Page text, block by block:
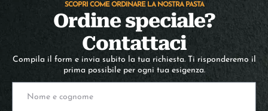
SCOPRI COME ORDINARE LA NOSTRA PASTA
Ordine speciale?
Contattaci
Compila il form e invia subito la tua richiesta. Ti risponderemo il
prima possibile per ogni tua esigenza.